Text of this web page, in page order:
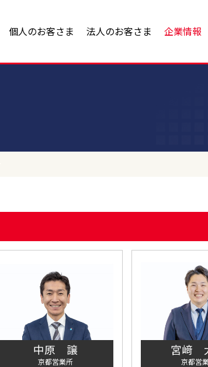
個人のお客さま
不動産の物件検索
不動産売却・仲
件
用物件＞
法人のお客さま
貸したい査定
収益物件購入
企業情報
売買仲介
中原 譲
京都営業所
宮﨑
京都営